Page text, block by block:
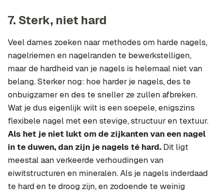
7. Sterk, niet hard
Veel dames zoeken naar methodes om harde nagels,
nagelriemen en nagelranden te bewerkstelligen,
maar de hardheid van je nagels is helemaal niet van
belang. Sterker nog: hoe harder je nagels, des te
onbuigzamer en des te sneller ze zullen afbreken.
Wat je dus eigenlijk wilt is een soepele, enigszins
flexibele nagel met een stevige, structuur en textuur.
Als het je niet lukt om de zijkanten van een nagel
in te duwen, dan zijn je nagels té hard. Dit ligt
meestal aan verkeerde verhoudingen van
eiwitstructuren en mineralen. Als je nagels inderdaad
te hard en te droog zijn, en zodoende te weinig